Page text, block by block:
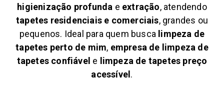
higienização profunda e extração, atendendo
tapetes residenciais e comerciais, grandes ou
pequenos. Ideal para quem busca limpeza de
tapetes perto de mim, empresa de limpeza de
tapetes confiável e limpeza de tapetes preço
acessível .